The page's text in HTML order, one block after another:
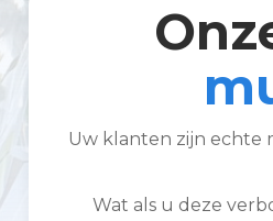
Uw klanten zijn echte
Wat als u deze